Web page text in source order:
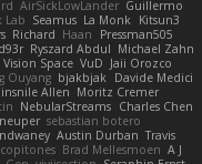
AirSickLowLander Guillermo
Lab Seamus La Monk Kitsun3
Richard Haan
Pressman505
Ryszard Abdul Michael Zahn
Space VuD Jaii Orozco
Ouyang bjakbjak Davide Medici
Allen Moritz Cremer
NebularStreams Charles Chen
sebastian botero
Austin Durban Travis
Brad Mellesmoen A J